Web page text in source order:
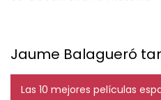
Jaume Balagueró
Las 10 mejores películas